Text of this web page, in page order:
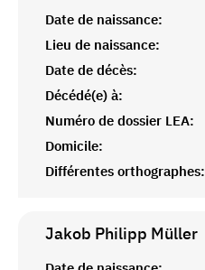
Date de naissance:
Lieu de naissance:
Date de décès:
Décédé(e) à:
Numéro de dossier LEA:
Domicile:
Différentes orthographes:
Jakob Philipp Müller